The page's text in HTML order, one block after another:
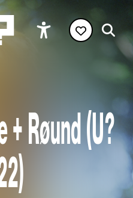
Røund (U?